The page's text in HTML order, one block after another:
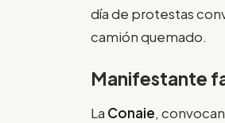
día de protestas
camión quemado.
Manifestante
La Conaie,